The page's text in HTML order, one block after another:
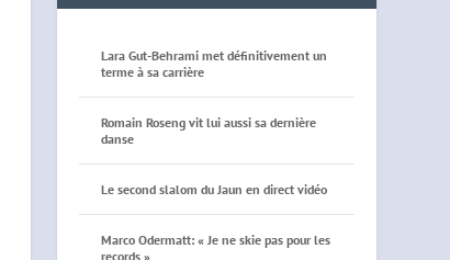
Lara Gut-Behrami met définitivement un
terme à sa carrière
Romain Roseng vit lui aussi sa dernière
danse
Le second slalom du Jaun en direct vidéo
Marco Odermatt: « Je ne skie pas pour les
records »